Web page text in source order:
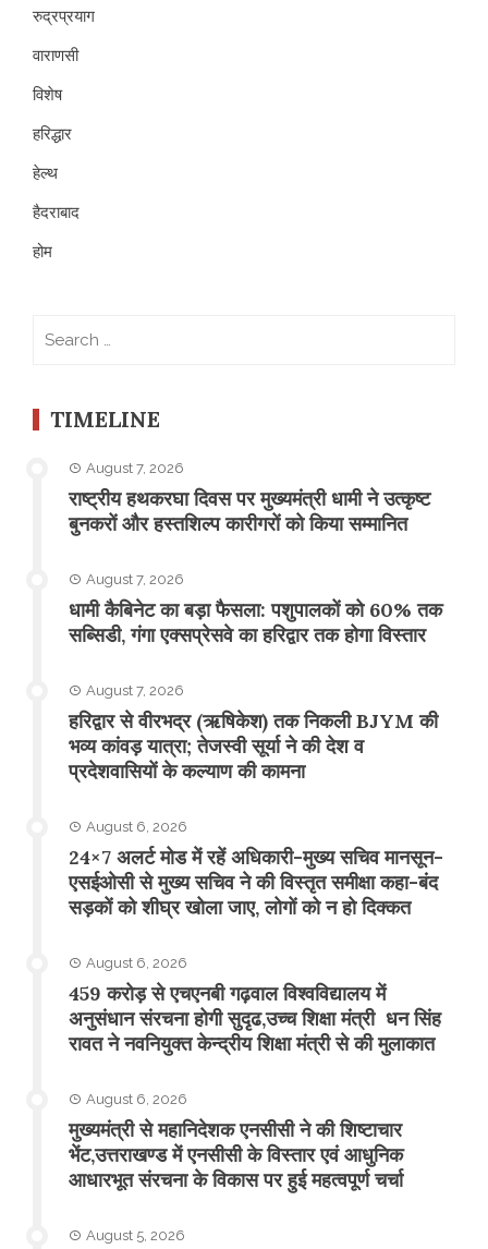
रुद्रप्रयाग
वाराणसी
विशेष
हरिद्धार
हेल्थ
हैदराबाद
होम
TIMELINE
August 7, 2026
राष्ट्रीय हथकरघा दिवस पर मुख्यमंत्री धामी ने उत्कृष्ट
बुनकरों और हस्तशिल्प कारीगरों को किया सम्मानित
August 7, 2026
​धामी कैबिनेट का बड़ा फैसला: पशुपालकों को 60% तक
सब्सिडी, गंगा एक्सप्रेसवे का हरिद्वार तक होगा विस्तार
August 7, 2026
​हरिद्वार से वीरभद्र (ऋषिकेश) तक निकली BJYM की
भव्य कांवड़ यात्रा; तेजस्वी सूर्या ने की देश व
प्रदेशवासियों के कल्याण की कामना
August 6, 2026
24×7 अलर्ट मोड में रहें अधिकारी-मुख्य सचिव मानसून-
एसईओसी से मुख्य सचिव ने की विस्तृत समीक्षा कहा-बंद
सड़कों को शीघ्र खोला जाए, लोगों को न हो दिक्कत
August 6, 2026
459 करोड़ से एचएनबी गढ़वाल विश्वविद्यालय में
अनुसंधान संरचना होगी सुदृढ,उच्च शिक्षा मंत्री धन सिंह
रावत ने नवनियुक्त केन्द्रीय शिक्षा मंत्री से की मुलाकात
August 6, 2026
मुख्यमंत्री से महानिदेशक एनसीसी ने की शिष्टाचार
भेंट,उत्तराखण्ड में एनसीसी के विस्तार एवं आधुनिक
आधारभूत संरचना के विकास पर हुई महत्वपूर्ण चर्चा
August 5, 2026